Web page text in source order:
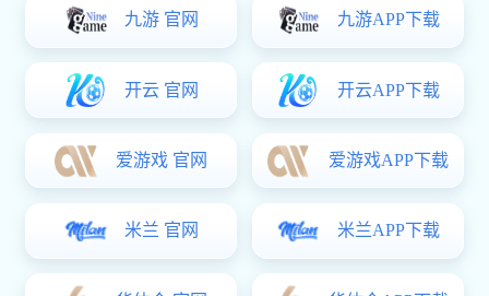
多功能桑拿一体锅 煎汤蒸